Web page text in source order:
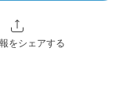
をシェアする